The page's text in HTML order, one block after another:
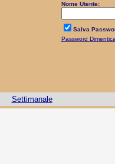
Nome Utente:
Salva
Password
Settimanale